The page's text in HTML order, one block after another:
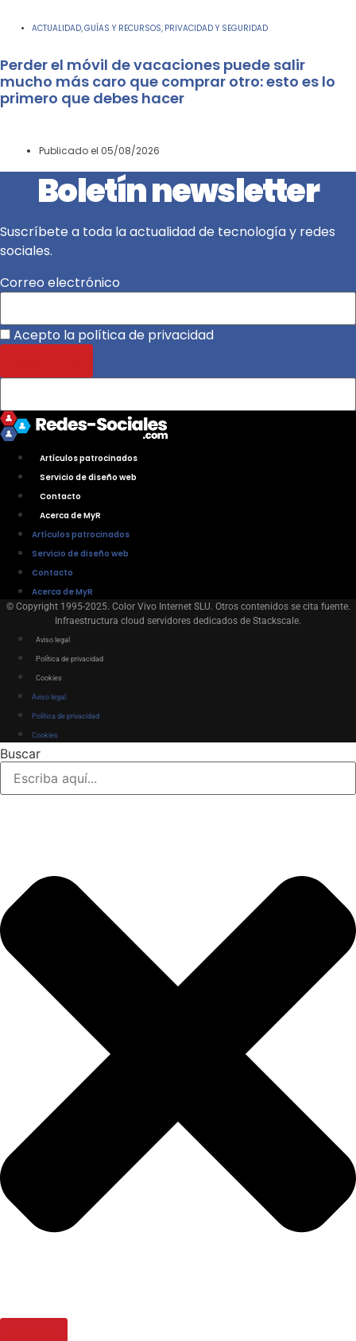
ACTUALIDAD,GUÍAS Y RECURSOS, PRIVACIDAD Y SEGURIDAD
Perder el móvil de vacaciones puede salir
mucho más caro que comprar otro: esto es lo
primero que debes hacer
Publicado el 05/08/2026
Boletín newsletter
Suscríbete a toda la actualidad de tecnología y redes
sociales.
Correo electrónico
Acepto la política de privacidad
Artículos patrocinados
Servicio de diseño web
Contacto
Acerca de MyR
Artículos patrocinados
Servicio de diseño web
Contacto
Acerca de MyR
© Copyright 1995-2025. Color Vivo Internet SLU. Otros contenidos se cita fuente.
Infraestructura cloud servidores dedicados de Stackscale.
Aviso legal
Política de privacidad
Cookies
Aviso legal
Política de privacidad
Cookies
Buscar